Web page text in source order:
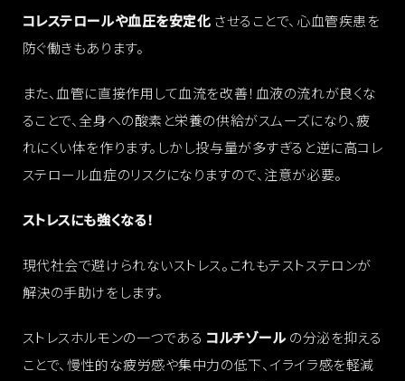
コレステロールや血圧を安定化 させることで、心血管疾患を
防ぐ働きもあります。
また、血管に直接作用して血流を改善！血液の流れが良くな
ることで、全身への酸素と栄養の供給がスムーズになり、疲
れにくい体を作ります。しかし投与量が多すぎると逆に高コレ
ステロール血症のリスクになりますので、注意が必要。
ストレスにも強くなる！
現代社会で避けられないストレス。これもテストステロンが
解決の手助けをします。
ストレスホルモンの一つである コルチゾールの分泌を抑える
ことで、慢性的な疲労感や集中力の低下、イライラ感を軽減